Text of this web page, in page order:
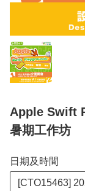
Apple Swift
暑期工作坊
日期及時間
[CTO15463]